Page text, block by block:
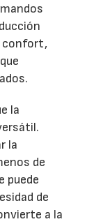
confort,
la
la
de
puede
de
a la